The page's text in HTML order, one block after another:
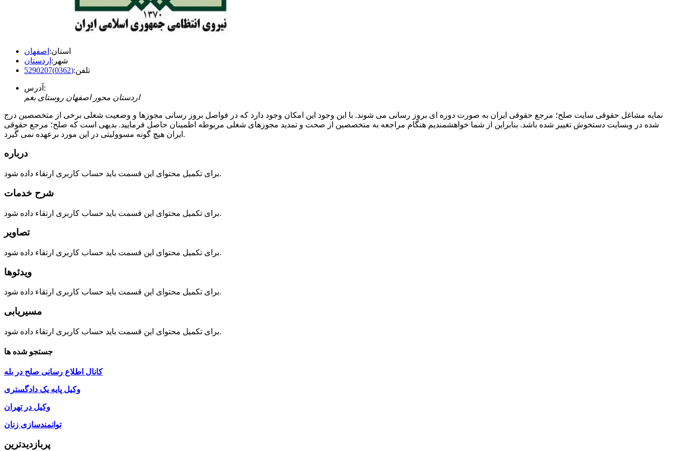
استان: اصفهان
شهر: اردستان
تلفن:(0362)5290207
آدرس:
اردستان محور اصفهان روستای بغم
نمایه مشاغل حقوقی سایت صلح؛ مرجع حقوقی ایران به صورت دوره ای بروز رسانی می شوند. با این وجود این امکان وجود دارد که در فواصل بروز رسانی مجوزها و وضعیت شغلی برخی از متخصصین درج
شده در وبسایت دستخوش تغییر شده باشد. بنابراین از شما خواهشمندیم هنگام مراجعه به متخصصین از صحت و تمدید مجوزهای شغلی مربوطه اطمینان حاصل فرمایید. بدیهی است که صلح؛ مرجع حقوقی
ایران هیچ گونه مسوولیتی در این مورد برعهده نمی گیرد.
درباره
برای تکمیل محتوای این قسمت باید حساب کاربری ارتقاء داده شود.
شرح خدمات
برای تکمیل محتوای این قسمت باید حساب کاربری ارتقاء داده شود.
تصاویر
برای تکمیل محتوای این قسمت باید حساب کاربری ارتقاء داده شود.
ویدئوها
برای تکمیل محتوای این قسمت باید حساب کاربری ارتقاء داده شود.
مسیریابی
برای تکمیل محتوای این قسمت باید حساب کاربری ارتقاء داده شود.
جستجو شده ها
کانال اطلاع رسانی صلح در بله
وکیل پایه یک دادگستری
وکیل در تهران
توانمندسازی زنان
پربازدیدترین